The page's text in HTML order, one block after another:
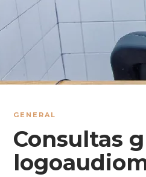
GENERAL
Consultas